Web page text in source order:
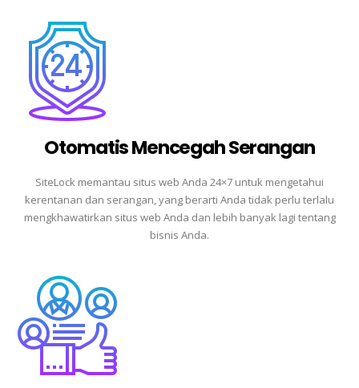
Otomatis Mencegah Serangan
SiteLock memantau situs web Anda 24×7 untuk mengetahui
kerentanan dan serangan, yang berarti Anda tidak perlu terlalu
mengkhawatirkan situs web Anda dan lebih banyak lagi tentang
bisnis Anda.